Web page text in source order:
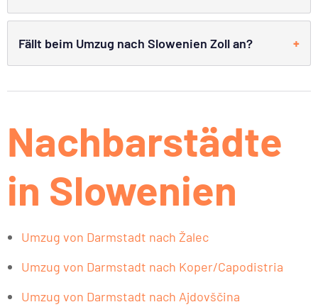
Fällt beim Umzug nach Slowenien Zoll an?
Nachbarstädte
in Slowenien
Umzug von Darmstadt nach Žalec
Umzug von Darmstadt nach Koper/Capodistria
Umzug von Darmstadt nach Ajdovščina